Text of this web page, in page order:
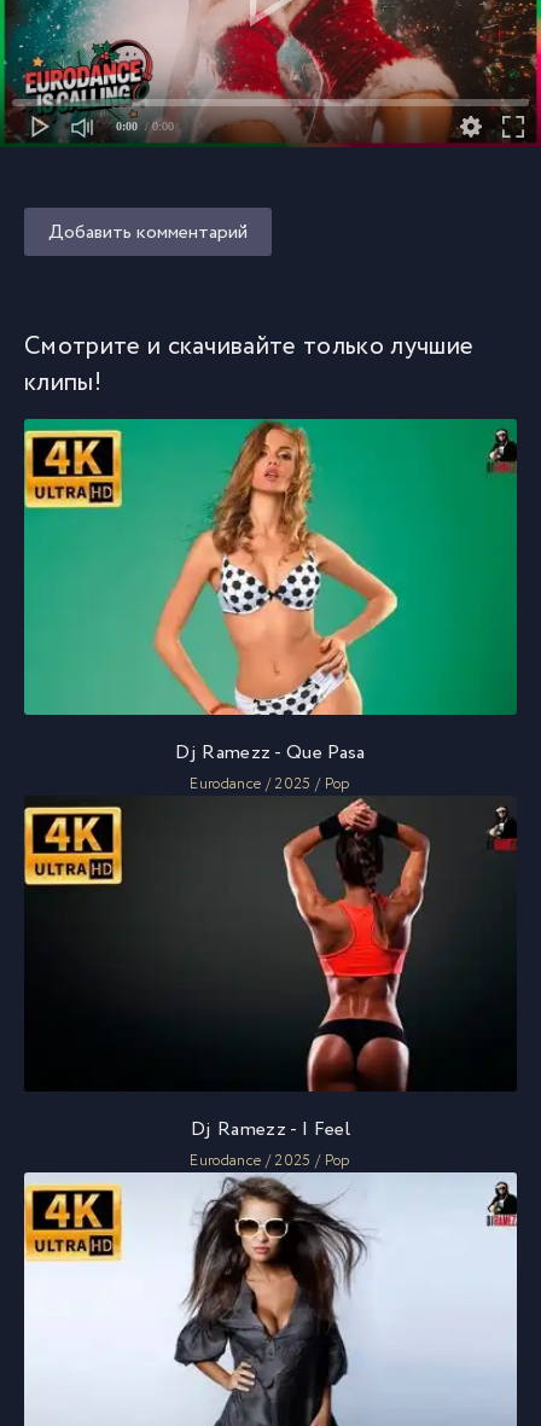
0:00 / 0:00
Добавить комментарий
Смотрите и скачивайте только лучшие
клипы!
Dj Ramezz - Que Pasa
Eurodance / 2025 / Pop
Dj Ramezz - I Feel
Eurodance / 2025 / Pop